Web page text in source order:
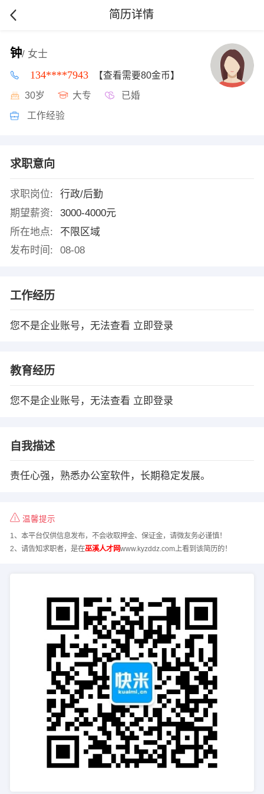
简历详情
钟/ 女士
134****7943 【查看需要80金币】
30岁 大专 已婚
工作经验
求职意向
求职岗位:
行政/后勤
期望薪资:
3000-4000元
所在地点:
不限区域
发布时间:
08-08
工作经历
您不是企业账号，无法查看 立即登录
教育经历
您不是企业账号，无法查看 立即登录
自我描述
责任心强，熟悉办公室软件，长期稳定发展。
温馨提示
1、本平台仅供信息发布，不会收取押金、保证金，请微友务必谨慎！
2、请告知求职者，是在巫溪人才网www.kyzddz.com上看到该简历的！